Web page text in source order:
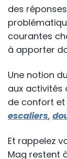
des
courantes
à apporter
Une notion du
aux activités
de confort et
escaliers,
Et rappelez
Mag restent